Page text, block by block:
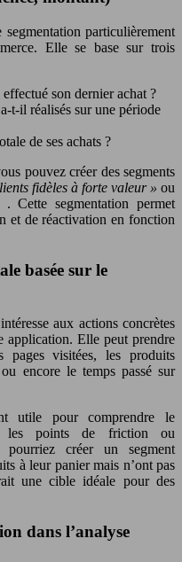
particulièrement
Elle se base sur trois
son dernier achat ?
t-il réalisés sur une période
de ses achats ?
pouvez créer des segments
fidèles à forte valeur » ou
. Cette segmentation permet
et de réactivation en fonction
basée sur le
aux actions concrètes
application. Elle peut prendre
pages visitées, les produits
encore le temps passé sur
utile pour comprendre le
les points de friction ou
pourriez créer un segment
à leur panier mais n’ont pas
une cible idéale pour des
dans l’analyse